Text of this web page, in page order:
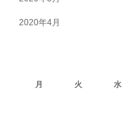
2020年4月
月
火 水